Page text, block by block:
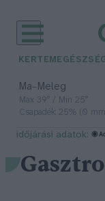
KERTEM
Ma– Meleg
Max 39° / Min 25°
Csapadék: 25% (0
időjárási adatok:
Gasztro